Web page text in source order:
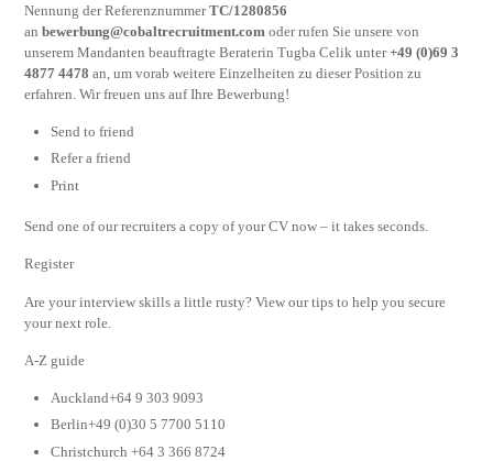
Nennung der ReferenznummerTC/1280856
an bewerbung@cobaltrecruitment.com oder rufen Sie unsere von
unserem Mandanten beauftragte Beraterin Tugba Celik unter+49 (0)69 3
4877 4478 an, um vorab weitere Einzelheiten zu dieser Position zu
erfahren. Wir freuen uns auf Ihre Bewerbung!
Send to friend
Refer a friend
Print
Send one of our recruiters a copy of your CV now – it takes seconds.
Register
Are your interview skills a little rusty? View our tips to help you secure
your next role.
A-Z guide
Auckland+64 9 303 9093
Berlin+49 (0)30 5 7700 5110
Christchurch +64 3 366 8724